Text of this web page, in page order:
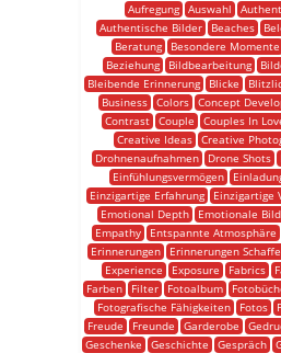
Aufregung Auswahl
Authentische Bilder
Beaches
Beratung
Besondere Momente
Beziehung
Bildbearbeitung
Bleibende Erinnerung
Blicke
Business
Colors Concept
Contrast Couple Couples In
Creative Ideas Creative
Drohnenaufnahmen
Drone Shots
Einfühlungsvermögen
Einzigartige Erfahrung
Einzigartige
Emotional Depth
Emotionale
Empathy
Entspannte Atmosphäre
Erinnerungen
Erinnerungen
Experience
Exposure Fabrics
Farben
Filter Fotoalbum
Fotografische Fähigkeiten
Fotos
Freude
Freunde Garderobe
Geschenke
Geschichte Gespräch